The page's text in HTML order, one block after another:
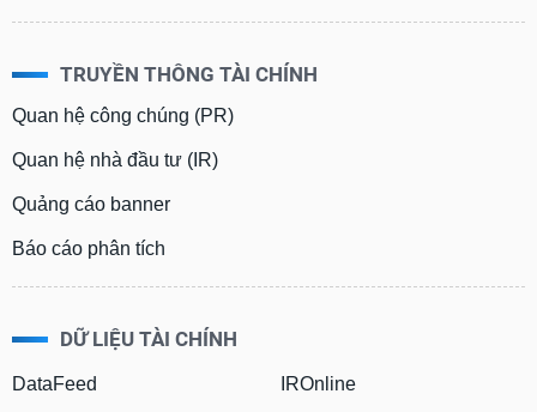
TRUYỀN THÔNG TÀI CHÍNH
Quan hệ công chúng (PR)
Quan hệ nhà đầu tư (IR)
Quảng cáo banner
Báo cáo phân tích
DỮ LIỆU TÀI CHÍNH
DataFeed
IROnline